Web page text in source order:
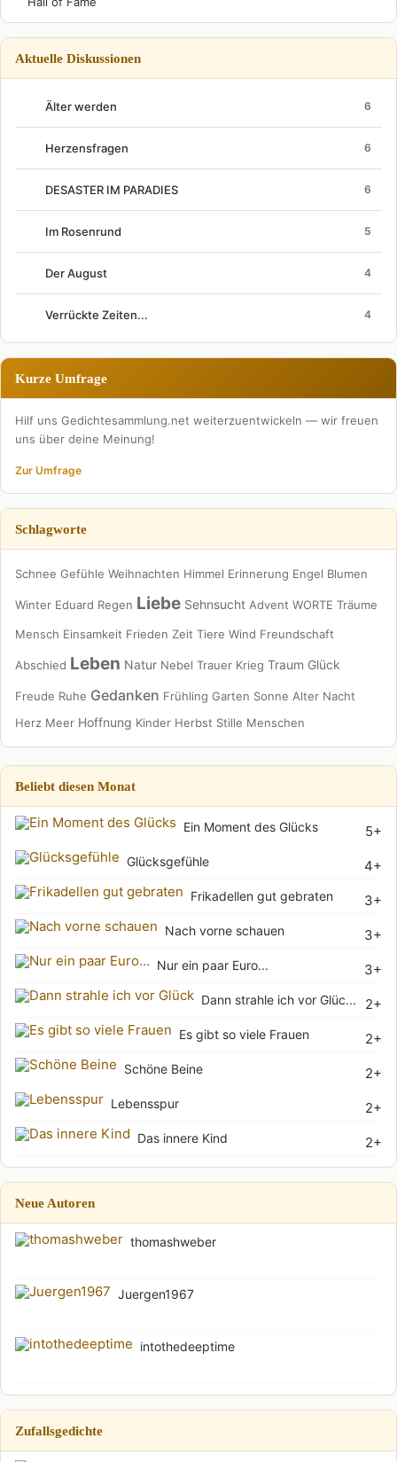
Aktuelle Diskussionen
Älter werden 6
Herzensfragen 6
DESASTER IM PARADIES 6
Im Rosenrund 5
Der August 4
Verrückte Zeiten... 4
Kurze Umfrage
Hilf uns Gedichtesammlung.net weiterzuentwickeln — wir freuen
uns über deine Meinung!
Zur Umfrage
Schlagworte
Schnee Gefühle Weihnachten Himmel Erinnerung Engel Blumen
Winter Eduard Regen Liebe Sehnsucht Advent WORTE Träume
Mensch Einsamkeit Frieden Zeit Tiere Wind Freundschaft
Abschied Leben Natur Nebel Trauer Krieg Traum Glück
Freude Ruhe Gedanken Frühling Garten Sonne Alter Nacht
Herz Meer Hoffnung Kinder Herbst Stille Menschen
Beliebt diesen Monat
5+
Ein Moment des Glücks
4+
Glücksgefühle
3+
Frikadellen gut gebraten
3+
Nach vorne schauen
3+
Nur ein paar Euro...
2+
Dann strahle ich vor Glüc...
2+
Es gibt so viele Frauen
2+
Schöne Beine
2+
Lebensspur
2+
Das innere Kind
Neue Autoren
thomashweber
Juergen1967
intothedeeptime
Zufallsgedichte